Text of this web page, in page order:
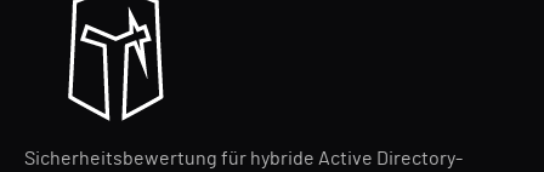
Sicherheitsbewertung für hybride Active Directory-